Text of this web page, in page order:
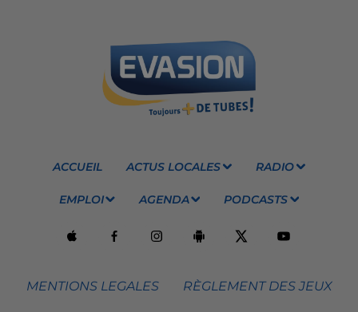
ACCUEIL ACTUS LOCALES RADIO
EMPLOI AGENDA PODCASTS
MENTIONS LEGALES RÈGLEMENT DES JEUX